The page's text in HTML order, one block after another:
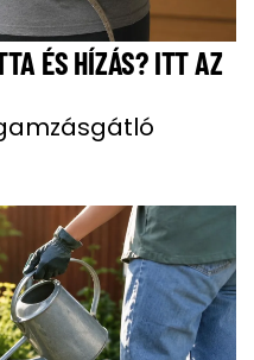
ÉS HÍZÁS? ITT AZ